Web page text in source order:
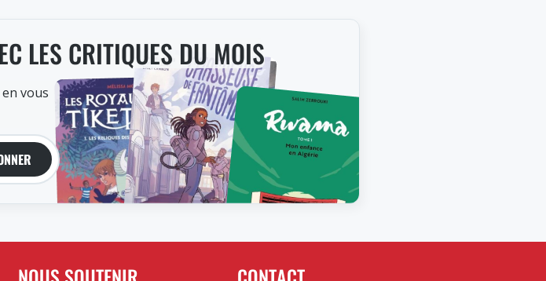
LES CRITIQUES DU MOIS
vous